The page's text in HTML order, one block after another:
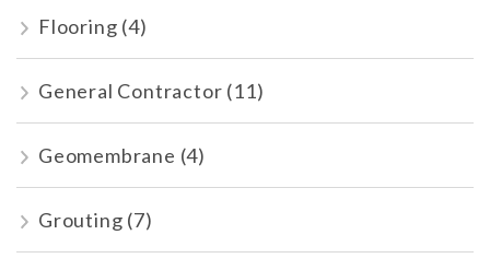
Flooring (4)
General Contractor (11)
Geomembrane (4)
Grouting (7)